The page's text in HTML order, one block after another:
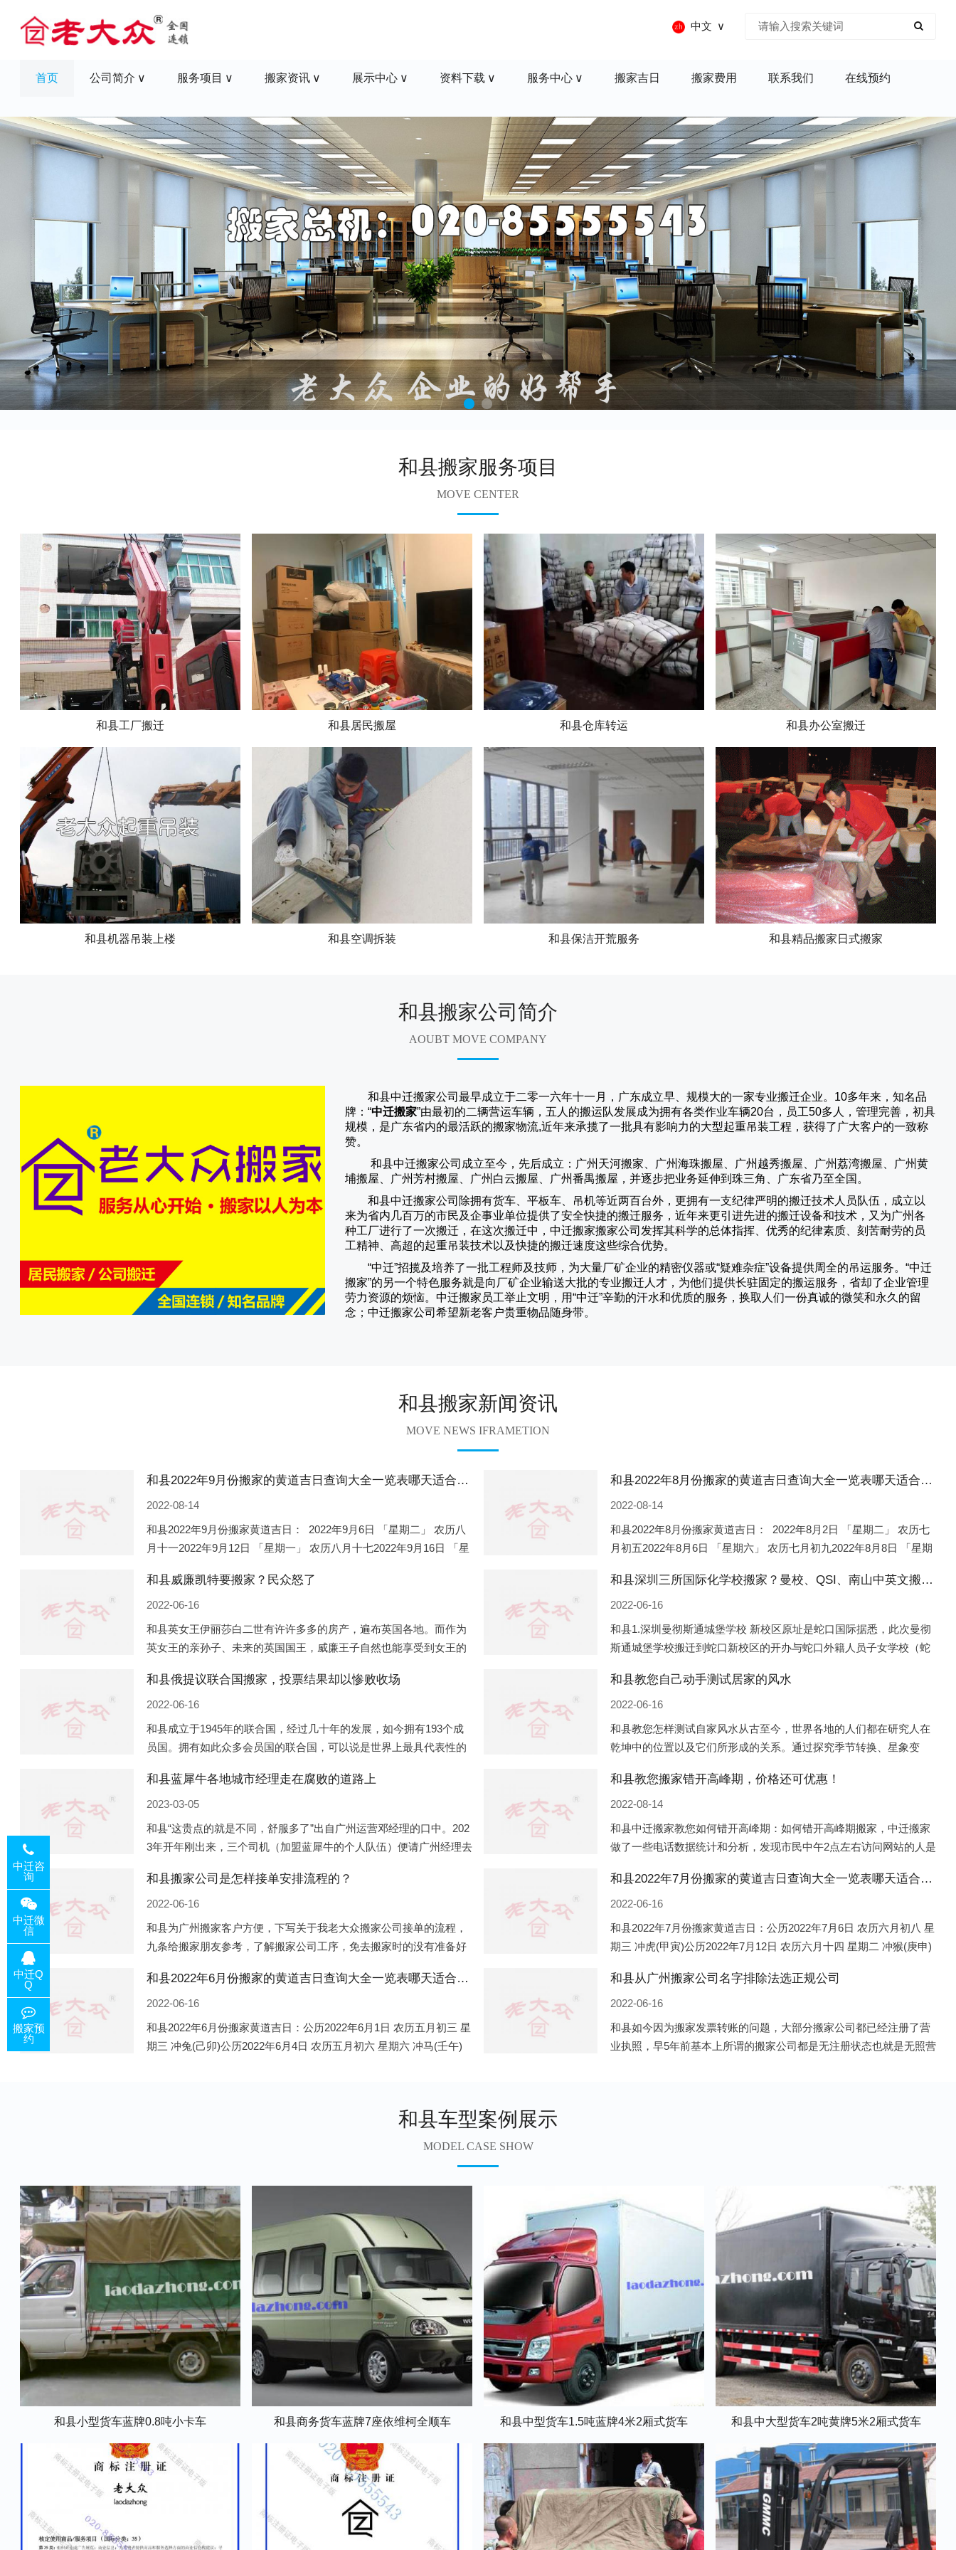
中文
首页 公司简介 服务项目 搬家资讯 展示中心 资料下载 服务中心 搬家吉日 搬家费用 联系我们 在线预约
和县搬家服务项目
MOVE CENTER
和县工厂搬迁 和县居民搬屋 和县仓库转运 和县办公室搬迁
和县机器吊装上楼 和县空调拆装 和县保洁开荒服务 和县精品搬家日式搬家
和县搬家公司简介
AOUBT MOVE COMPANY
和县中迁搬家公司最早成立于二零一六年十一月，广东成立早、规模大的一家专业搬迁企业。10多年来，知名品
牌：“中迁搬家”由最初的二辆营运车辆，五人的搬运队发展成为拥有各类作业车辆20台，员工50多人，管理完善，初具
规模，是广东省内的最活跃的搬家物流,近年来承揽了一批具有影响力的大型起重吊装工程，获得了广大客户的一致称
赞。
和县中迁搬家公司成立至今，先后成立：广州天河搬家、广州海珠搬屋、广州越秀搬屋、广州荔湾搬屋、广州黄
埔搬屋、广州芳村搬屋、广州白云搬屋、广州番禺搬屋，并逐步把业务延伸到珠三角、广东省乃至全国。
和县中迁搬家公司除拥有货车、平板车、吊机等近两百台外，更拥有一支纪律严明的搬迁技术人员队伍，成立以
来为省内几百万的市民及企事业单位提供了安全快捷的搬迁服务，近年来更引进先进的搬迁设备和技术，又为广州各
种工厂进行了一次搬迁，在这次搬迁中，中迁搬家搬家公司发挥其科学的总体指挥、优秀的纪律素质、刻苦耐劳的员
工精神、高超的起重吊装技术以及快捷的搬迁速度这些综合优势。
“中迁”招揽及培养了一批工程师及技师，为大量厂矿企业的精密仪器或“疑难杂症”设备提供周全的吊运服务。“中迁
搬家”的另一个特色服务就是向厂矿企业输送大批的专业搬迁人才，为他们提供长驻固定的搬运服务，省却了企业管理
劳力资源的烦恼。中迁搬家员工举止文明，用“中迁”辛勤的汗水和优质的服务，换取人们一份真诚的微笑和永久的留
念；中迁搬家公司希望新老客户贵重物品随身带。
和县搬家新闻资讯
MOVE NEWS IFRAMETION
和县2022年9月份搬家的黄道吉日查询大全一览表哪天适合搬家好日子
2022-08-14
和县2022年9月份搬家黄道吉日： 2022年9月6日 「星期二」 农历八
月十一2022年9月12日 「星期一」 农历八月十七2022年9月16日 「星
和县2022年8月份搬家的黄道吉日查询大全一览表哪天适合搬家好日子
2022-08-14
和县2022年8月份搬家黄道吉日： 2022年8月2日 「星期二」 农历七
月初五2022年8月6日 「星期六」 农历七月初九2022年8月8日 「星期
和县威廉凯特要搬家？民众怒了
2022-06-16
和县英女王伊丽莎白二世有许许多多的房产，遍布英国各地。而作为
英女王的亲孙子、未来的英国国王，威廉王子自然也能享受到女王的
位于伦敦的肯辛顿宫，一处
和县深圳三所国际化学校搬家？曼校、QSI、南山中英文搬走了
2022-06-16
和县1.深圳曼彻斯通城堡学校 新校区原址是蛇口国际据悉，此次曼彻
斯通城堡学校搬迁到蛇口新校区的开办与蛇口外籍人员子女学校（蛇
并入蛇口外籍
和县俄提议联合国搬家，投票结果却以惨败收场
2022-06-16
和县成立于1945年的联合国，经过几十年的发展，如今拥有193个成
员国。拥有如此众多会员国的联合国，可以说是世界上最具代表性的
美国为首的西方国家
和县教您自己动手测试居家的风水
2022-06-16
和县教您怎样测试自家风水从古至今，世界各地的人们都在研究人在
乾坤中的位置以及它们所形成的关系。通过探究季节转换、星象变
同住宅中的人，其一生中的财
和县蓝犀牛各地城市经理走在腐败的道路上
2023-03-05
和县“这贵点的就是不同，舒服多了”出自广州运营邓经理的口中。202
3年开年刚出来，三个司机（加盟蓝犀牛的个人队伍）便请广州经理去
费用，燃鹅这样的
和县教您搬家错开高峰期，价格还可优惠！
2022-08-14
和县中迁搬家教您如何错开高峰期：如何错开高峰期搬家，中迁搬家
做了一些电话数据统计和分析，发现市民中午2点左右访问网站的人是
多的，网上QQ微
和县搬家公司是怎样接单安排流程的？
2022-06-16
和县为广州搬家客户方便，下写关于我老大众搬家公司接单的流程，
九条给搬家朋友参考，了解搬家公司工序，免去搬家时的没有准备好
咨询，初步了解客户搬 家
和县2022年7月份搬家的黄道吉日查询大全一览表哪天适合搬家好日子
2022-06-16
和县2022年7月份搬家黄道吉日：公历2022年7月6日 农历六月初八 星
期三 冲虎(甲寅)公历2022年7月12日 农历六月十四 星期二 冲猴(庚申)
和县2022年6月份搬家的黄道吉日查询大全一览表哪天适合搬家好日子
2022-06-16
和县2022年6月份搬家黄道吉日：公历2022年6月1日 农历五月初三 星
期三 冲兔(己卯)公历2022年6月4日 农历五月初六 星期六 冲马(壬午)
和县从广州搬家公司名字排除法选正规公司
2022-06-16
和县如今因为搬家发票转账的问题，大部分搬家公司都已经注册了营
业执照，早5年前基本上所谓的搬家公司都是无注册状态也就是无照营
和县车型案例展示
MODEL CASE SHOW
和县小型货车蓝牌0.8吨小卡车 和县商务货车蓝牌7座依维柯全顺车 和县中型货车1.5吨蓝牌4米2厢式货车 和县中大型货车2吨黄牌5米2厢式货车
中迁咨
询
中迁微
信
中迁Q
Q
搬家预
约